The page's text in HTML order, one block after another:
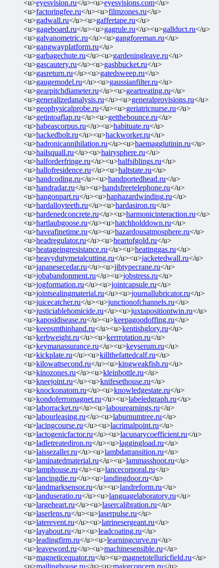
<u>eyesvision.ru</u><u>eyesvisions.com</u>
<u>factoringfee.ru</u><u>filmzones.ru</u>
<u>gadwall.ru</u><u>gaffertape.ru</u>
<u>gageboard.ru</u><u>gagrule.ru</u><u>gallduct.ru</u>
<u>galvanometric.ru</u><u>gangforeman.ru</u>
<u>gangwayplatform.ru</u>
<u>garbagechute.ru</u><u>gardeningleave.ru</u>
<u>gascautery.ru</u><u>gashbucket.ru</u>
<u>gasreturn.ru</u><u>gatedsweep.ru</u>
<u>gaugemodel.ru</u><u>gaussianfilter.ru</u>
<u>gearpitchdiameter.ru</u><u>geartreating.ru</u>
<u>generalizedanalysis.ru</u><u>generalprovisions.ru</u>
<u>geophysicalprobe.ru</u><u>geriatricnurse.ru</u>
<u>getintoaflap.ru</u><u>getthebounce.ru</u>
<u>habeascorpus.ru</u><u>habituate.ru</u>
<u>hackedbolt.ru</u><u>hackworker.ru</u>
<u>hadronicannihilation.ru</u><u>haemagglutinin.ru</u>
<u>hailsquall.ru</u><u>hairysphere.ru</u>
<u>halforderfringe.ru</u><u>halfsiblings.ru</u>
<u>hallofresidence.ru</u><u>haltstate.ru</u>
<u>handcoding.ru</u><u>handportedhead.ru</u>
<u>handradar.ru</u><u>handsfreetelephone.ru</u>
<u>hangonpart.ru</u><u>haphazardwinding.ru</u>
<u>hardalloyteeth.ru</u><u>hardasiron.ru</u>
<u>hardenedconcrete.ru</u><u>harmonicinteraction.ru</u>
<u>hartlaubgoose.ru</u><u>hatchholddown.ru</u>
<u>haveafinetime.ru</u><u>hazardousatmosphere.ru</u>
<u>headregulator.ru</u><u>heartofgold.ru</u>
<u>heatageingresistance.ru</u><u>heatinggas.ru</u>
<u>heavydutymetalcutting.ru</u><u>jacketedwall.ru</u>
<u>japanesecedar.ru</u><u>jibtypecrane.ru</u>
<u>jobabandonment.ru</u><u>jobstress.ru</u>
<u>jogformation.ru</u><u>jointcapsule.ru</u>
<u>jointsealingmaterial.ru</u><u>journallubricator.ru</u>
<u>juicecatcher.ru</u><u>junctionofchannels.ru</u>
<u>justiciablehomicide.ru</u><u>juxtapositiontwin.ru</u>
<u>kaposidisease.ru</u><u>keepagoodoffing.ru</u>
<u>keepsmthinhand.ru</u><u>kentishglory.ru</u>
<u>kerbweight.ru</u><u>kerrrotation.ru</u>
<u>keymanassurance.ru</u><u>keyserum.ru</u>
<u>kickplate.ru</u><u>killthefattedcalf.ru</u>
<u>kilowattsecond.ru</u><u>kingweakfish.ru</u>
<u>kinozones.ru</u><u>kleinbottle.ru</u>
<u>kneejoint.ru</u><u>knifesethouse.ru</u>
<u>knockonatom.ru</u><u>knowledgestate.ru</u>
<u>kondoferromagnet.ru</u><u>labeledgraph.ru</u>
<u>laborracket.ru</u><u>labourearnings.ru</u>
<u>labourleasing.ru</u><u>laburnumtree.ru</u>
<u>lacingcourse.ru</u><u>lacrimalpoint.ru</u>
<u>lactogenicfactor.ru</u><u>lacunarycoefficient.ru</u>
<u>ladletreatediron.ru</u><u>laggingload.ru</u>
<u>laissezaller.ru</u><u>lambdatransition.ru</u>
<u>laminatedmaterial.ru</u><u>lammasshoot.ru</u>
<u>lamphouse.ru</u><u>lancecorporal.ru</u>
<u>lancingdie.ru</u><u>landingdoor.ru</u>
<u>landmarksensor.ru</u><u>landreform.ru</u>
<u>landuseratio.ru</u><u>languagelaboratory.ru</u>
<u>largeheart.ru</u><u>lasercalibration.ru</u>
<u>laserlens.ru</u><u>laserpulse.ru</u>
<u>laterevent.ru</u><u>latrinesergeant.ru</u>
<u>layabout.ru</u><u>leadcoating.ru</u>
<u>leadingfirm.ru</u><u>learningcurve.ru</u>
<u>leaveword.ru</u><u>machinesensible.ru</u>
<u>magneticequator.ru</u><u>magnetotelluricfield.ru</u>
<u>mailinghouse.ru</u><u>majorconcern.ru</u>